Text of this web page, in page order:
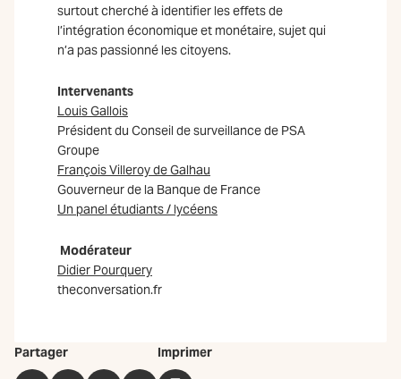
surtout cherché à identifier les effets de
l’intégration économique et monétaire, sujet qui
n’a pas passionné les citoyens.
Intervenants
Louis Gallois
Président du Conseil de surveillance de PSA
Groupe
François Villeroy de Galhau
Gouverneur de la Banque de France
Un panel étudiants / lycéens
Modérateur
Didier Pourquery
theconversation.fr
Partager Imprimer